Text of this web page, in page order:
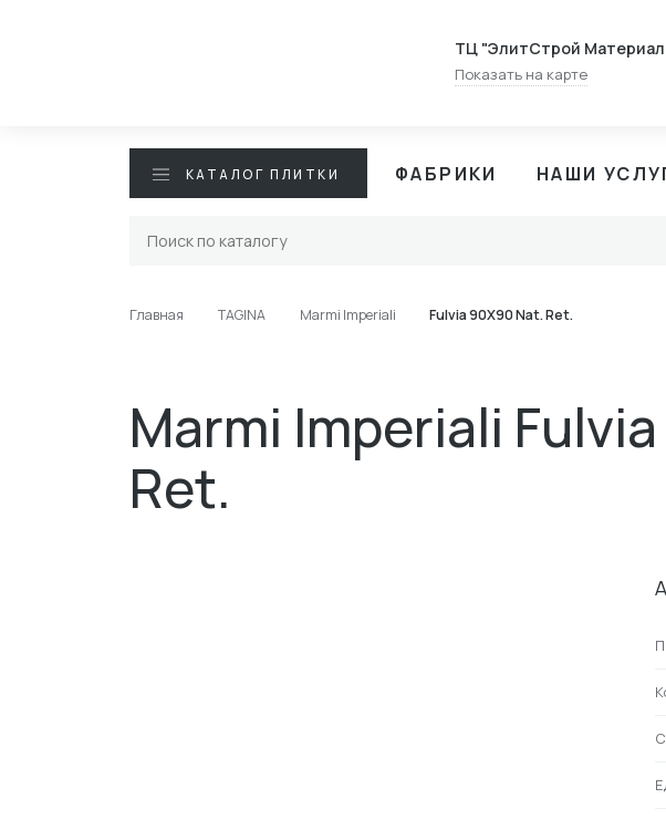
ТЦ "ЭлитСтрой
Показать на карте
КАТАЛОГ ПЛИТКИ ФАБРИКИ НАШИ
Главная TAGINA Marmi Imperiali Fulvia 90X90 Nat. Rеt.
Marmi Imperiali
Rеt.